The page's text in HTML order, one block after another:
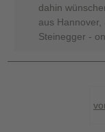
dahin
aus
Steinegger -